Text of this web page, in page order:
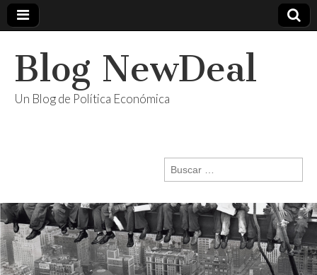
Blog NewDeal
Un Blog de Política Económica
Buscar: